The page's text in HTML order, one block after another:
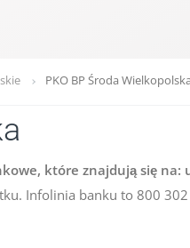
PKO BP Środa Wielkopolska
które znajdują się
Infolinia banku to 800